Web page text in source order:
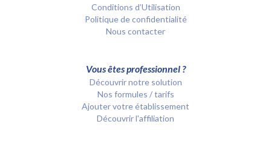
Conditions d’Utilisation
Politique de confidentialité
Nous contacter
Vous êtes professionnel ?
Découvrir notre solution
Nos formules / tarifs
Ajouter votre établissement
Découvrir l'affiliation